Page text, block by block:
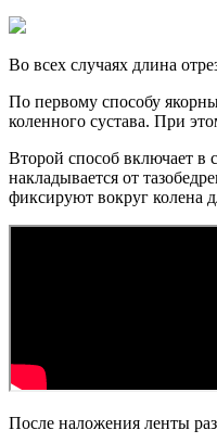
Во всех случаях длина
По первому способу
коленного сустава. При
Второй способ включает в
накладывается от
фиксируют вокруг колена
После наложения ленты